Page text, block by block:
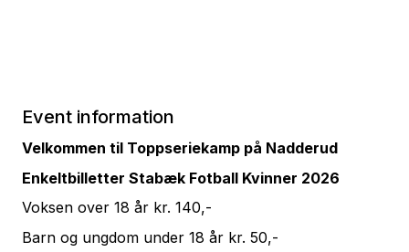
Event information
Velkommen til Toppseriekamp på Nadderud
Enkeltbilletter Stabæk Fotball Kvinner 2026
Voksen over 18 år kr. 140,-
Barn og ungdom under 18 år kr. 50,-